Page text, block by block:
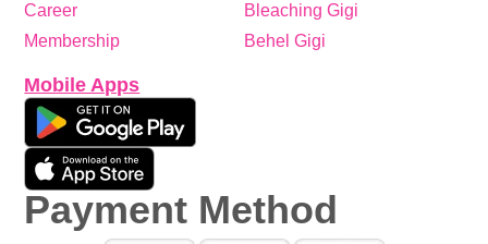
Bleaching Gigi
Behel Gigi
Career
Membership
Mobile Apps
Payment Method